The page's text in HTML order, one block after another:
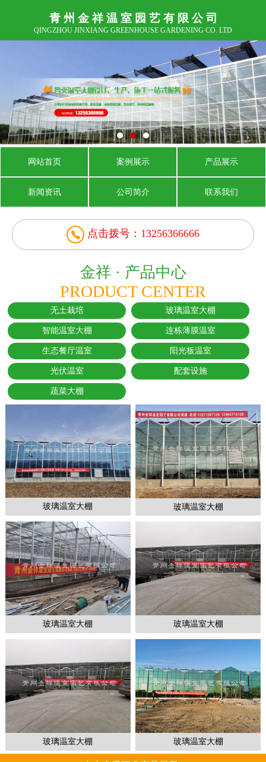
青 州 金 祥 温 室 园 艺 有 限 公 司
QINGZHOU JINXIANG GREENHOUSE GARDENING CO. LTD
1
网站首页 案例展示 产品展示
新闻资讯 公司简介 联系我们
点击拨号：13256366666
金祥 · 产品中心
PRODUCT CENTER
无土栽培 玻璃温室大棚
智能温室大棚 连栋薄膜温室
生态餐厅温室 阳光板温室
光伏温室 配套设施
蔬菜大棚
玻璃温室大棚 玻璃温室大棚
玻璃温室大棚 玻璃温室大棚
玻璃温室大棚 玻璃温室大棚